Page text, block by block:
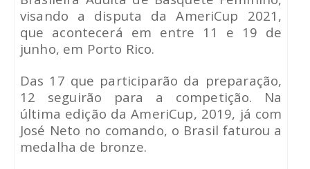
visando a disputa da AmeriCup 2021,
que acontecerá em entre 11 e 19 de
junho, em Porto Rico.
Das 17 que participarão da preparação,
12 seguirão para a competição. Na
última edição da AmeriCup, 2019, já com
José Neto no comando, o Brasil faturou a
medalha de bronze.